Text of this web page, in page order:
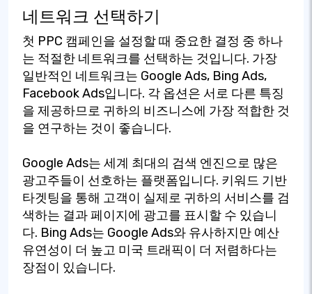
네트워크 선택하기
첫 PPC 캠페인을 설정할 때 중요한 결정 중 하나
는 적절한 네트워크를 선택하는 것입니다. 가장
일반적인 네트워크는 Google Ads, Bing Ads,
Facebook Ads입니다. 각 옵션은 서로 다른 특징
을 제공하므로 귀하의 비즈니스에 가장 적합한 것
을 연구하는 것이 좋습니다.
Google Ads는 세계 최대의 검색 엔진으로 많은
광고주들이 선호하는 플랫폼입니다. 키워드 기반
타겟팅을 통해 고객이 실제로 귀하의 서비스를 검
색하는 결과 페이지에 광고를 표시할 수 있습니
다. Bing Ads는 Google Ads와 유사하지만 예산
유연성이 더 높고 미국 트래픽이 더 저렴하다는
장점이 있습니다.